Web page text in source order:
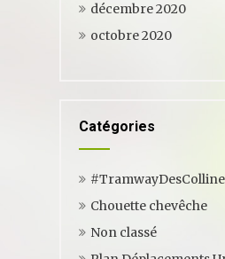
décembre 2020
octobre 2020
Catégories
Chouette chevêche
Non classé